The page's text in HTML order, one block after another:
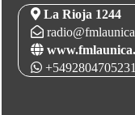
La Rioja 1244
+5492804705231